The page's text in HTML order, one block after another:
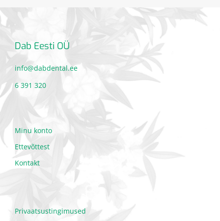
Dab Eesti OÜ
info@dabdental.ee
6 391 320
Minu konto
Ettevõttest
Kontakt
Privaatsustingimused